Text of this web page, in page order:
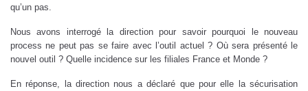
qu’un pas.
Nous avons interrogé la direction pour savoir pourquoi le nouveau
process ne peut pas se faire avec l’outil actuel ? Où sera présenté le
nouvel outil ? Quelle incidence sur les filiales France et Monde ?
En réponse, la direction nous a déclaré que pour elle la sécurisation